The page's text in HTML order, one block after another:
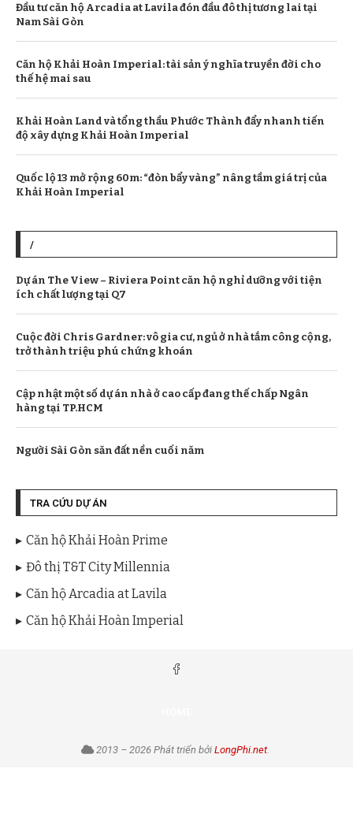
Đầu tư căn hộ Arcadia at Lavila đón đầu đô thị tương lai tại
Nam Sài Gòn
Căn hộ Khải Hoàn Imperial: tài sản ý nghĩa truyền đời cho
thế hệ mai sau
Khải Hoàn Land và tổng thầu Phước Thành đẩy nhanh tiến
độ xây dựng Khải Hoàn Imperial
Quốc lộ 13 mở rộng 60m: “đòn bẩy vàng” nâng tầm giá trị của
Khải Hoàn Imperial
/
Dự án The View – Riviera Point căn hộ nghỉ dưỡng với tiện
ích chất lượng tại Q7
Cuộc đời Chris Gardner: vô gia cư, ngủ ở nhà tắm công cộng,
trở thành triệu phú chứng khoán
Cập nhật một số dự án nhà ở cao cấp đang thế chấp Ngân
hàng tại TP.HCM
Người Sài Gòn săn đất nền cuối năm
TRA CỨU DỰ ÁN
Căn hộ Khải Hoàn Prime
Đô thị T&T City Millennia
Căn hộ Arcadia at Lavila
Căn hộ Khải Hoàn Imperial
2013 – 2026 Phát triển bởi LongPhi.net.